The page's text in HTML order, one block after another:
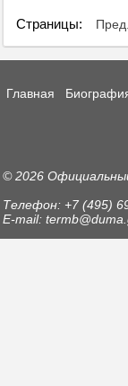
Страницы: Пред.
Главная
© 2026
Телефон: +7 (495)
E-mail: